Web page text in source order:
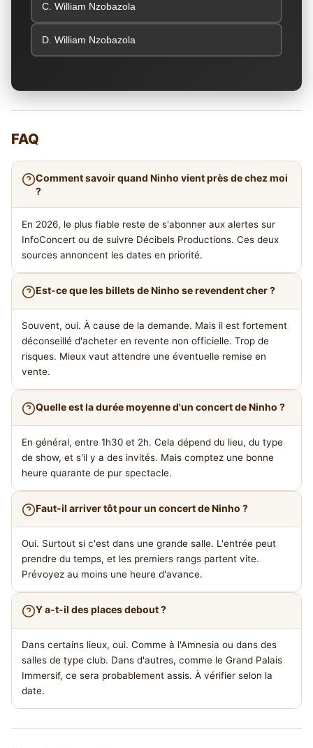
C. William Nzobazola
D. William Nzobazola
FAQ
Comment savoir quand Ninho vient près de chez moi
?
En 2026, le plus fiable reste de s'abonner aux alertes sur
InfoConcert ou de suivre Décibels Productions. Ces deux
sources annoncent les dates en priorité.
Est-ce que les billets de Ninho se revendent cher ?
Souvent, oui. À cause de la demande. Mais il est fortement
déconseillé d'acheter en revente non officielle. Trop de
risques. Mieux vaut attendre une éventuelle remise en
vente.
Quelle est la durée moyenne d'un concert de Ninho ?
En général, entre 1h30 et 2h. Cela dépend du lieu, du type
de show, et s'il y a des invités. Mais comptez une bonne
heure quarante de pur spectacle.
Faut-il arriver tôt pour un concert de Ninho ?
Oui. Surtout si c'est dans une grande salle. L'entrée peut
prendre du temps, et les premiers rangs partent vite.
Prévoyez au moins une heure d'avance.
Y a-t-il des places debout ?
Dans certains lieux, oui. Comme à l'Amnesia ou dans des
salles de type club. Dans d'autres, comme le Grand Palais
Immersif, ce sera probablement assis. À vérifier selon la
date.